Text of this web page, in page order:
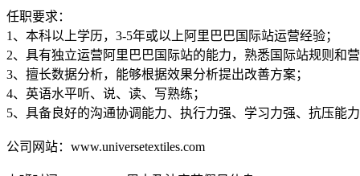
任职要求：
1、本科以上学历，3-5年或以上阿里巴巴国际站运营经验；
2、具有独立运营阿里巴巴国际站的能力，熟悉国际站规则和营
3、擅长数据分析，能够根据效果分析提出改善方案；
4、英语水平听、说、读、写熟练；
5、具备良好的沟通协调能力、执行力强、学习力强、抗压能力
公司网站：www.universetextiles.com